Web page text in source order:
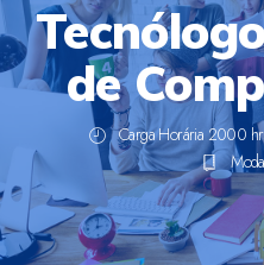
de
Carga Horária 2000